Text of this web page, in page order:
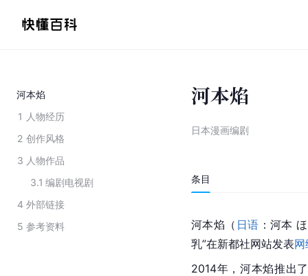
河本焰
1 人物经历
2 创作风格
3 人物作品
3.1 编剧电视剧
4 外部链接
5 参考资料
河本焰
日本漫画编剧
条目
河本焰（ 日语 ：河本
乳”在新都社网站发表
2014年，河本焰推出